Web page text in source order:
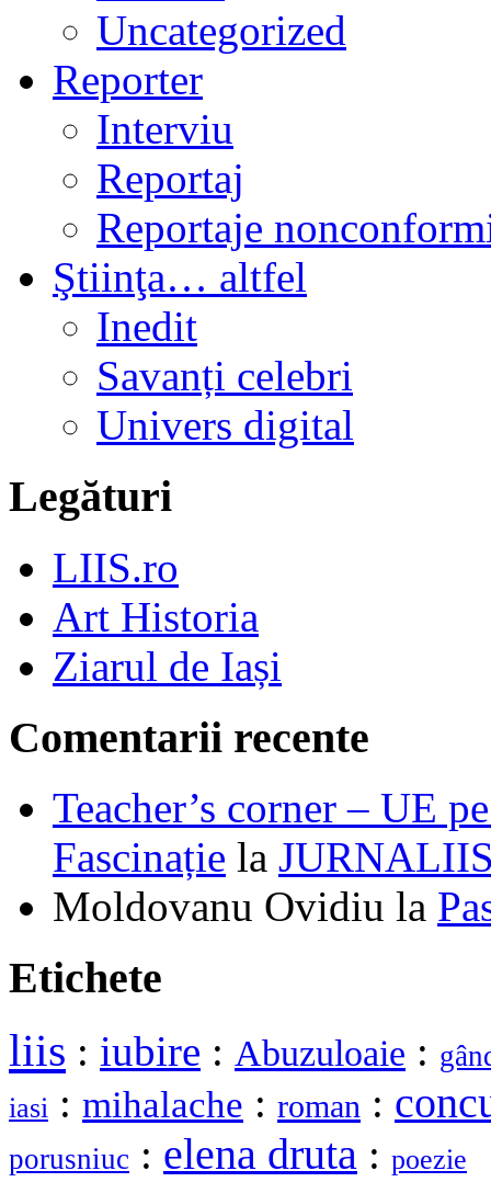
Uncategorized
Reporter
Interviu
Reportaj
Reportaje
Ştiinţa… altfel
Inedit
Savanți celebri
Univers digital
Legături
LIIS.ro
Art Historia
Ziarul de Iași
Comentarii recente
Teacher’s corner – UE
Fascinație la
Moldovanu Ovidiu la
Etichete
liis : iubire : Abuzuloaie :
iasi : mihalache : roman :
porusniuc : elena druta : poezie